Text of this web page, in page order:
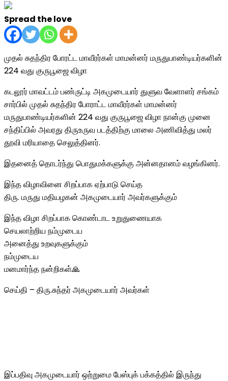
Spread the love
முதல் சுதந்திர போரட்ட மாவீரர்கள் மாமன்னர் மருதுபாண்டியர்களின்
224 வது குருபூஜை விழா
கடலூர் மாவட்டம் பண்ருட்டி அகமுடையார் துளுவ வேளாளர் சங்கம்
சார்பில் முதல் சுதந்திர போராட்ட மாவீரர்கள் மாமன்னர்
மருதுபாண்டியர்களின் 224 வது குருபூஜை விழா நான்கு முனை
சந்திப்பில் அவரது திருஉருவ படத்திற்கு மாலை அணிவித்து மலர்
தூவி மரியாதை செலுத்தினர்.
இதனைத் தொடர்ந்து பொதுமக்களுக்கு அன்னதானம் வழங்கினர்.
இந்த விழாவினை சிறப்பாக ஏற்பாடு செய்த
திரு. மருது மதியழகன் அகமுடையார் அவர்களுக்கும்
இந்த விழா சிறப்பாக கொண்டாட உறுதுணையாக
செயலாற்றிய நம்முடைய
அனைத்து உறவுகளுக்கும்
நம்முடைய
மனமார்ந்த நன்றிகள்🙏
செய்தி – திரு.சுந்தர் அகமுடையார் அவர்கள்
இப்பதிவு அகமுடையார் ஒற்றுமை பேஸ்புக் பக்கத்தில் இருந்து